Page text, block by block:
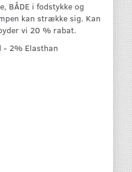
BÅDE i fodstykke og
kan strække sig. Kan
vi 20 % rabat.
- 2% Elasthan